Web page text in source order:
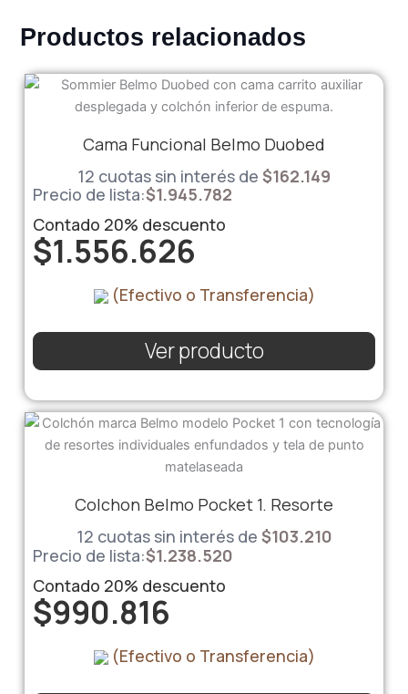
Productos relacionados
Cama Funcional Belmo Duobed
12 cuotas sin interés de $162.149
Precio de lista:$1.945.782
Contado 20% descuento
$1.556.626
(Efectivo o Transferencia)
Ver producto
Colchon Belmo Pocket 1. Resorte
12 cuotas sin interés de $103.210
Precio de lista:$1.238.520
Contado 20% descuento
$990.816
(Efectivo o Transferencia)